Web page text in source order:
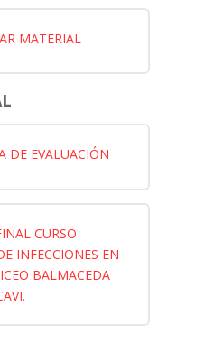
MATERIAL
DE EVALUACIÓN
CURSO
INFECCIONES EN
BALMACEDA